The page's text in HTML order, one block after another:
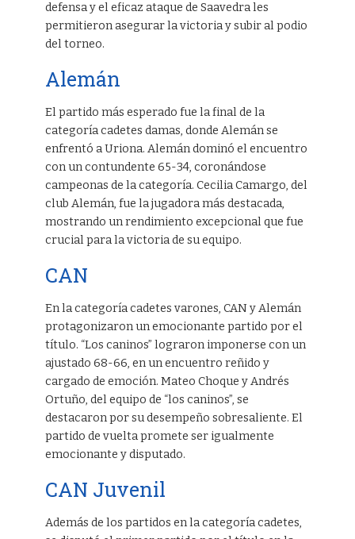
defensa y el eficaz ataque de Saavedra les
permitieron asegurar la victoria y subir al podio
del torneo.
Alemán
El partido más esperado fue la final de la
categoría cadetes damas, donde Alemán se
enfrentó a Uriona. Alemán dominó el encuentro
con un contundente 65-34, coronándose
campeonas de la categoría. Cecilia Camargo, del
club Alemán, fue la jugadora más destacada,
mostrando un rendimiento excepcional que fue
crucial para la victoria de su equipo.
CAN
En la categoría cadetes varones, CAN y Alemán
protagonizaron un emocionante partido por el
título. “Los caninos” lograron imponerse con un
ajustado 68-66, en un encuentro reñido y
cargado de emoción. Mateo Choque y Andrés
Ortuño, del equipo de “los caninos”, se
destacaron por su desempeño sobresaliente. El
partido de vuelta promete ser igualmente
emocionante y disputado.
CAN Juvenil
Además de los partidos en la categoría cadetes,